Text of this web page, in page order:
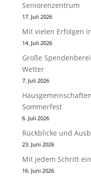
Seniorenzentrum
17. Juli 2026
Mit vielen Erfolgen
14. Juli 2026
Große
Wetter
7. Juli 2026
Sommerfest
6. Juli 2026
Rückblicke und
23. Juni 2026
Mit jedem Schritt
16. Juni 2026